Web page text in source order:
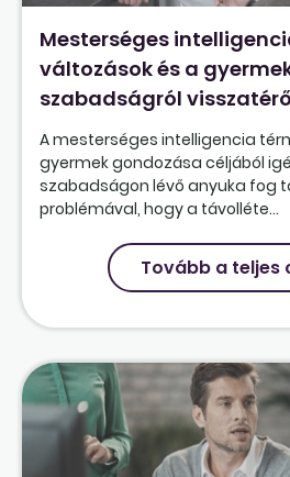
Mesterséges
változások és a
szabadságról
A mesterséges intelligencia
gyermek gondozása céljából
szabadságon lévő anyuka fog
problémával, hogy a távolléte...
Tovább a teljes